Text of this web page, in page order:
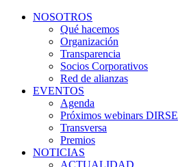
NOSOTROS
Qué hacemos
Organización
Transparencia
Socios Corporativos
Red de alianzas
EVENTOS
Agenda
Próximos webinars DIRSE
Transversa
Premios
NOTICIAS
ACTUALIDAD